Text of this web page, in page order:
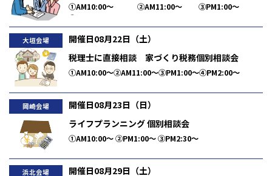
①AM10:00～ ②AM11:00～ ③PM1:00～
④PM2:00～ ⑤PM3:00～
大垣会場
開催日08月22日（土）
税理士に直接相談 家づくり税務個別相談会
①AM10:00～②AM11:00～③PM1:00～④PM2:00～
岡崎会場
開催日08月23日（日）
ライフプランニング 個別相談会
①AM10:00～ ②PM1:00～ ③PM2:30～
浜北会場
開催日08月29日（土）